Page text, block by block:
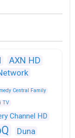
AXN HD
Central Family
TV
Channel HD
Duna